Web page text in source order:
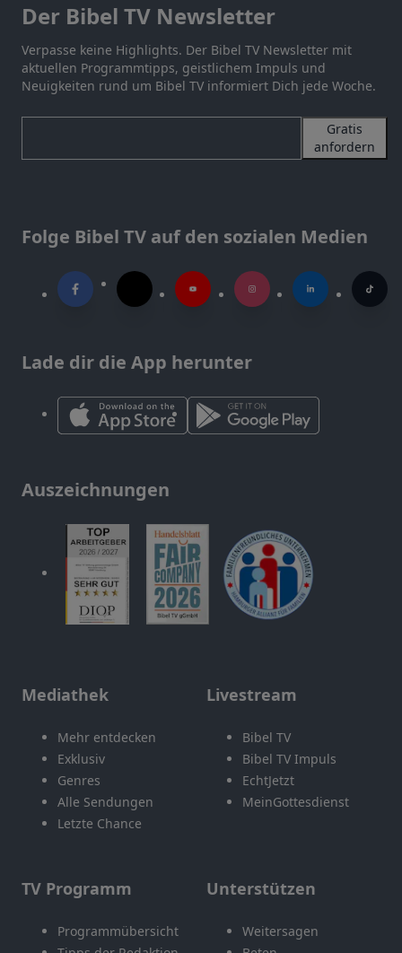
Der Bibel TV Newsletter
Verpasse keine Highlights. Der Bibel TV Newsletter mit
aktuellen Programmtipps, geistlichem Impuls und
Neuigkeiten rund um Bibel TV informiert Dich jede Woche.
Gratis
anfordern
Folge Bibel TV auf den sozialen Medien
Lade dir die App herunter
Auszeichnungen
Mediathek
Mehr entdecken
Exklusiv
Genres
Alle Sendungen
Letzte Chance
Livestream
Bibel TV
Bibel TV Impuls
EchtJetzt
MeinGottesdienst
TV Programm
Programmübersicht
Unterstützen
Weitersagen